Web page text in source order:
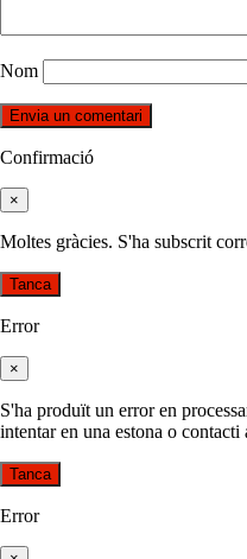
Nom
Confirmació
×
Moltes gràcies. S'ha subscrit
Tanca
Error
×
S'ha produït un error en
intentar en una estona o contacti
Tanca
Error